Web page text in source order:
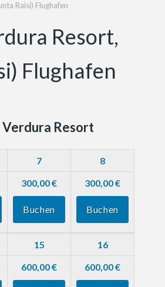
Raisi) Flughafen
Resort,
Flughafen
Verdura Resort
7 8
300,00 €
Buchen
300,00 €
Buchen
15 16
600,00 € 600,00 €